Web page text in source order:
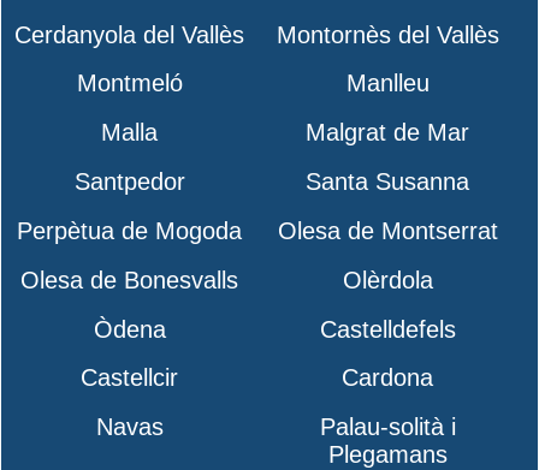
Cerdanyola del Vallès
Montornès del Vallès
Montmeló
Manlleu
Malla
Malgrat de Mar
Santpedor
Santa Susanna
Perpètua de Mogoda
Olesa de Montserrat
Olesa de Bonesvalls
Olèrdola
Òdena
Castelldefels
Castellcir
Cardona
Navas
Palau-solità i
Plegamans